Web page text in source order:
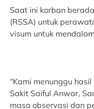
Saat ini korban
(RSSA) untuk
visum untuk
“Kami menunggu
Sakit Saiful Anwar,
masa observasi dan